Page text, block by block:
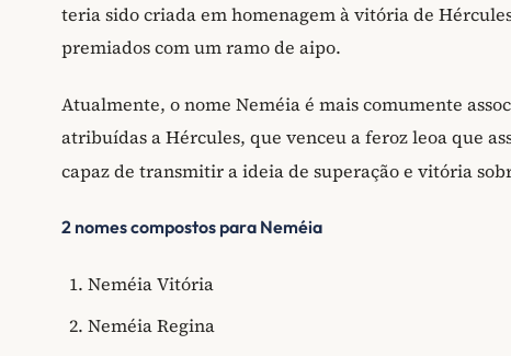
teria sido criada em homenagem à vitória de
premiados com um ramo de aipo.
Atualmente, o nome Neméia é mais comumente
atribuídas a Hércules, que venceu a feroz leoa que
capaz de transmitir a ideia de superação e vitória
2 nomes compostos para Neméia
Neméia Vitória
Neméia Regina